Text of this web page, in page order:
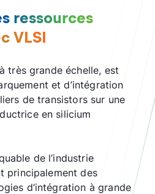
ressources
VLSI​
très grande échelle, est
et d’intégration
de transistors sur une
en silicium
de l’industrie
principalement des
d’intégration à grande